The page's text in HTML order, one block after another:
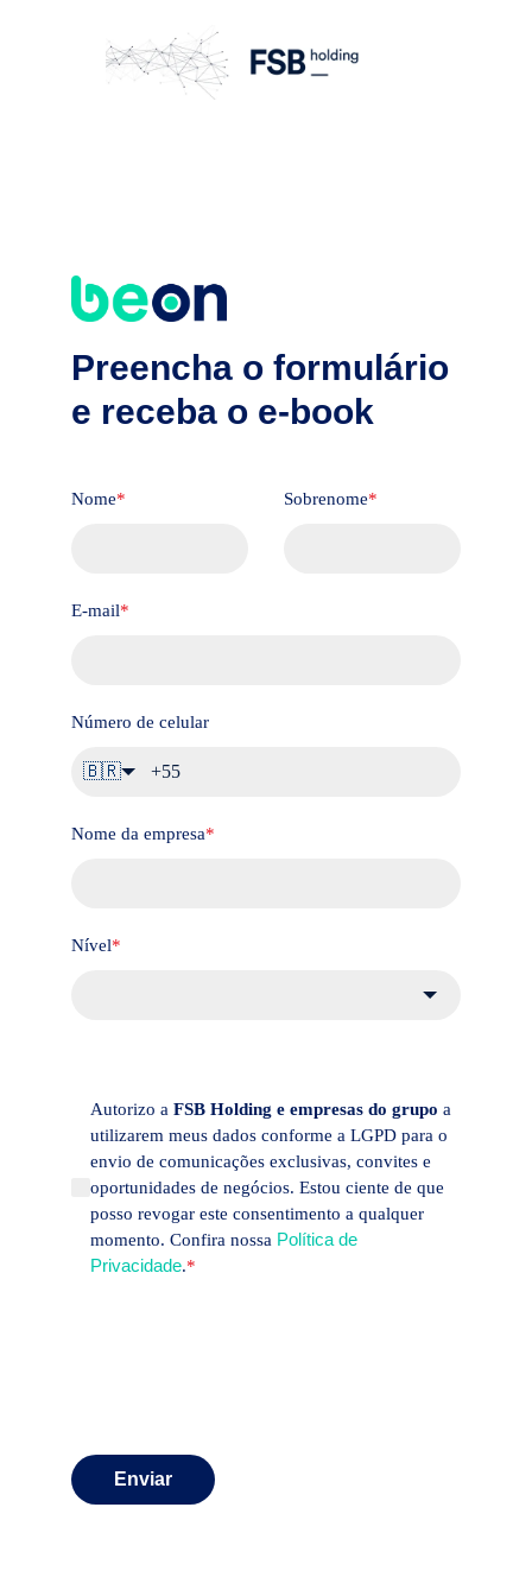
Preencha o formulário
e receba o e-book
Nome* Sobrenome*
E-mail*
Número de celular
🇧🇷
Nome da empresa*
Nível*
Autorizo a FSB Holding e empresas do grupo a
utilizarem meus dados conforme a LGPD para o
envio de comunicações exclusivas, convites e
oportunidades de negócios. Estou ciente de que
posso revogar este consentimento a qualquer
momento. Confira nossa Política de
Privacidade.*
Enviar